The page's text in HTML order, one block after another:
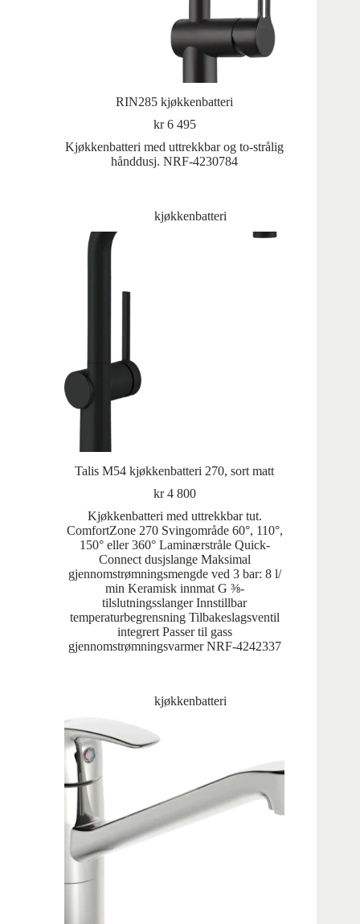
RIN285 kjøkkenbatteri
kr6 495
Kjøkkenbatteri med uttrekkbar og to-strålig
hånddusj. NRF-4230784
kjøkkenbatteri
Talis M54 kjøkkenbatteri 270, sort matt
kr4 800
Kjøkkenbatteri med uttrekkbar tut.
ComfortZone 270 Svingområde 60°, 110°,
150° eller 360° Laminærstråle Quick-
Connect dusjslange Maksimal
gjennomstrømningsmengde ved 3 bar: 8 l/
min Keramisk innmat G ⅜-
tilslutningsslanger Innstillbar
temperaturbegrensning Tilbakeslagsventil
integrert Passer til gass
gjennomstrømningsvarmer NRF-4242337
kjøkkenbatteri